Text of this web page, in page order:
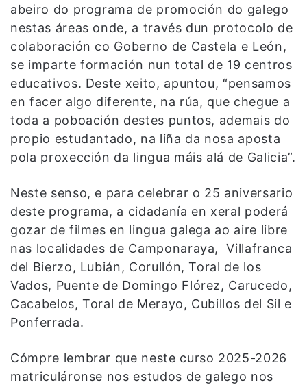
abeiro do programa de promoción do galego
nestas áreas onde, a través dun protocolo de
colaboración co Goberno de Castela e León,
se imparte formación nun total de 19 centros
educativos. Deste xeito, apuntou, “pensamos
en facer algo diferente, na rúa, que chegue a
toda a poboación destes puntos, ademais do
propio estudantado, na liña da nosa aposta
pola proxección da lingua máis alá de Galicia”.
Neste senso, e para celebrar o 25 aniversario
deste programa, a cidadanía en xeral poderá
gozar de filmes en lingua galega ao aire libre
nas localidades de Camponaraya, Villafranca
del Bierzo, Lubián, Corullón, Toral de los
Vados, Puente de Domingo Flórez, Carucedo,
Cacabelos, Toral de Merayo, Cubillos del Sil e
Ponferrada.
Cómpre lembrar que neste curso 2025-2026
matriculáronse nos estudos de galego nos